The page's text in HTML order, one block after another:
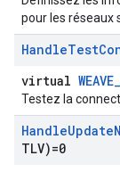
pour les réseaux
HandleTest
virtual
Testez la
HandleUpdate
TLV)=0